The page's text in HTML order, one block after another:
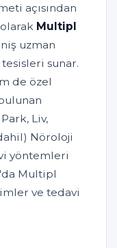
açısından
Multipl
uzman
tesisleri sunar.
de özel
Liv,
Nöroloji
yöntemleri
Multipl
ve tedavi